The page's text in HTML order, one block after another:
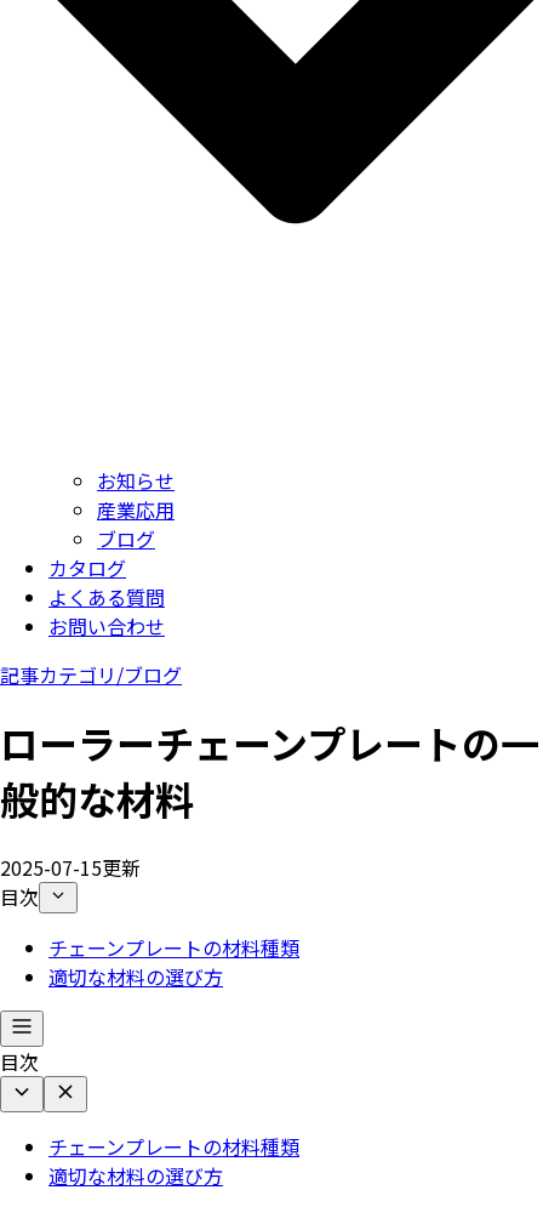
お知らせ
産業応用
ブログ
カタログ
よくある質問
お問い合わせ
記事カテゴリ/ブログ
ローラーチェーンプレートの一
般的な材料
2025-07-15更新
目次
チェーンプレートの材料種類
適切な材料の選び方
目次
チェーンプレートの材料種類
適切な材料の選び方